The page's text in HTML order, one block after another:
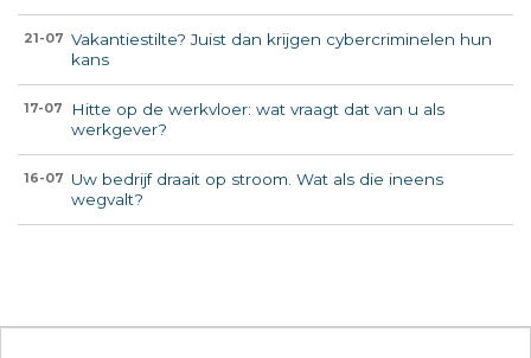
21-07 Vakantiestilte? Juist dan krijgen cybercriminelen hun
kans
17-07
Hitte op de werkvloer: wat vraagt dat van u als
werkgever?
16-07
Uw bedrijf draait op stroom. Wat als die ineens
wegvalt?